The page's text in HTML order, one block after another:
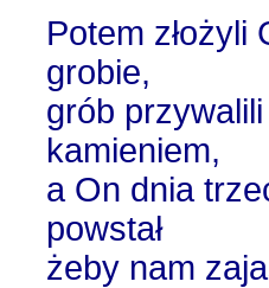
Potem złożyli
grobie,
grób
kamieniem,
a On dnia
powstał
żeby nam